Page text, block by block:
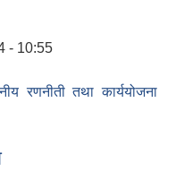
- 10:55
रणनीती तथा कार्ययोजना